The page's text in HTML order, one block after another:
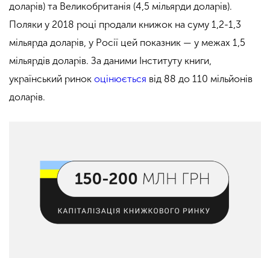
доларів) та Великобританія (4,5 мільярди доларів).
Поляки у 2018 році продали книжок на суму 1,2-1,3
мільярда доларів, у Росії цей показник — у межах 1,5
мільярдів доларів. За даними Інституту книги,
український ринок оцінюється від 88 до 110 мільйонів
доларів.